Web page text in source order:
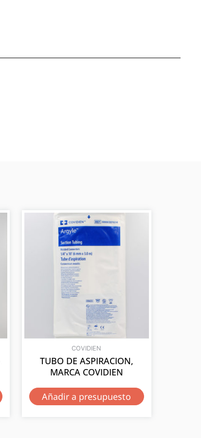
COVIDIEN
TUBO DE ASPIRACION,
MARCA COVIDIEN
Añadir a presupuesto